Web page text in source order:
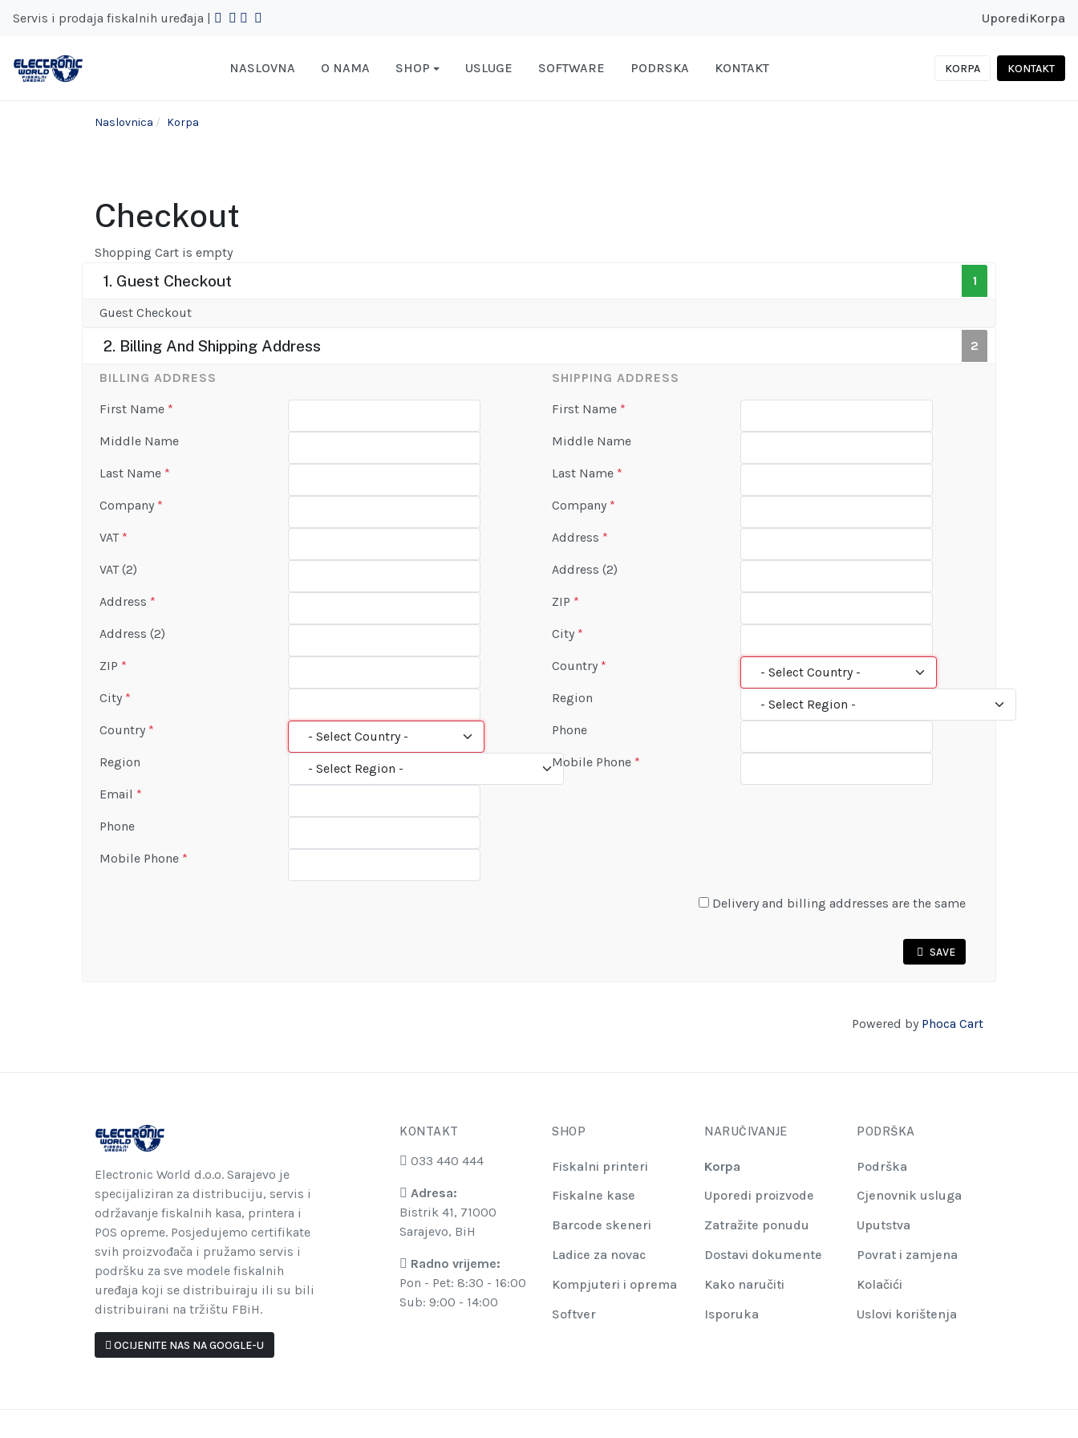
Servis i prodaja fiskalnih uređaja | UporediKorpa
NASLOVNA O NAMA SHOP USLUGE SOFTWARE PODRSKA KONTAKT KORPA KONTAKT
Naslovnica Korpa
Checkout
Shopping Cart is empty
1
1. Guest Checkout
Guest Checkout
2
2. Billing And Shipping Address
BILLING ADDRESS
First Name *
Middle Name
Last Name *
Company *
VAT*
VAT (2)
Address *
Address (2)
ZIP *
City *
Country *
Region
Email *
Phone
Mobile Phone *
SHIPPING ADDRESS
First Name *
Middle Name
Last Name *
Company *
Address *
Address (2)
ZIP *
City *
Country *
Region
Phone
Mobile Phone *
Delivery and billing addresses are the same
SAVE
Powered by Phoca Cart
Electronic World d.o.o. Sarajevo je
specijaliziran za distribuciju, servis i
održavanje fiskalnih kasa, printera i
POS opreme. Posjedujemo certifikate
svih proizvođača i pružamo servis i
podršku za sve modele fiskalnih
uređaja koji se distribuiraju ili su bili
distribuirani na tržištu FBiH.
OCIJENITE NAS NA GOOGLE-U
KONTAKT
033 440 444
Adresa:
Bistrik 41, 71000
Sarajevo, BiH
Radno vrijeme:
Pon - Pet: 8:30 - 16:00
Sub: 9:00 - 14:00
SHOP
Fiskalni printeri
Fiskalne kase
Barcode skeneri
Ladice za novac
Kompjuteri i oprema
Softver
NARUČIVANJE
Korpa
Uporedi proizvode
Zatražite ponudu
Dostavi dokumente
Kako naručiti
Isporuka
PODRŠKA
Podrška
Cjenovnik usluga
Uputstva
Povrat i zamjena
Kolačići
Uslovi korištenja